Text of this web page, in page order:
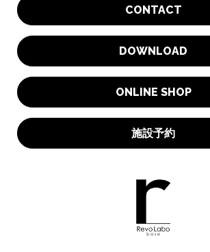
CONTACT
DOWNLOAD
ONLINE SHOP
施設予約